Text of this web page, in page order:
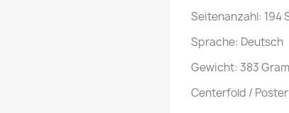
Seitenanzahl: 194
Sprache: Deutsch
Gewicht: 383
Centerfold /